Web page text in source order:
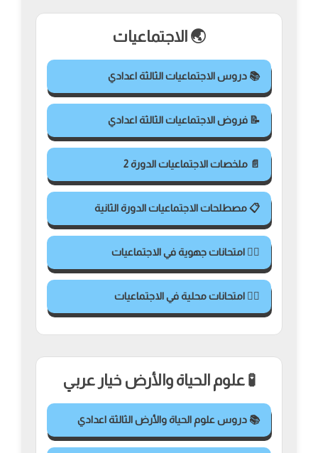
🌏 الاجتماعيات
📚 دروس الاجتماعيات الثالثة اعدادي
📝 فروض الاجتماعيات الثالثة اعدادي
📄 ملخصات الاجتماعيات الدورة 2
📋 مصطلحات الاجتماعيات الدورة الثانية
✍🏻 امتحانات جهوية في الاجتماعيات
✍🏻 امتحانات محلية في الاجتماعيات
🧪 علوم الحياة والأرض خيار عربي
📚 دروس علوم الحياة والأرض الثالثة اعدادي